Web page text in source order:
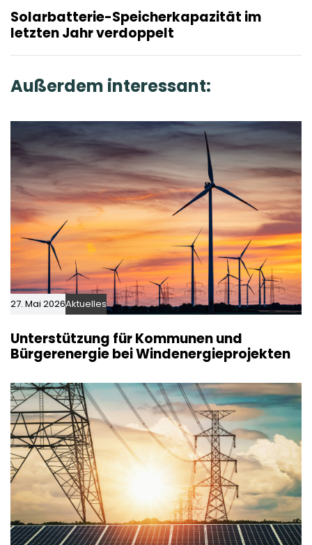
A
r
t
c
e
x
t
A
r
i
l
e
Solarbatterie-Speicherkapazität im
letzten Jahr verdoppelt
Außerdem interessant:
27. Mai 2026Aktuelles
Unterstützung für Kommunen und
Bürgerenergie bei Windenergieprojekten